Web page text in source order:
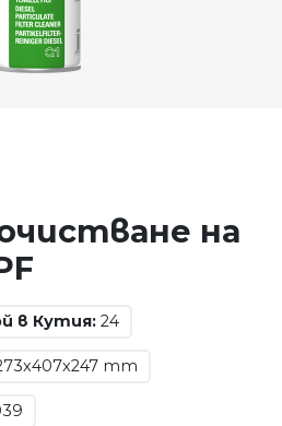
на
в Кутия: 24
mm